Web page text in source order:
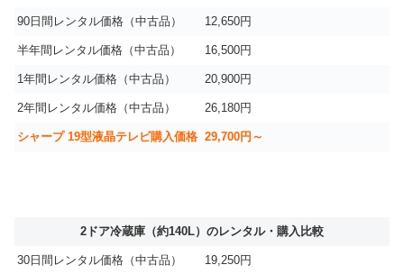
90日間レンタル価格（中古品） 12,650円
半年間レンタル価格（中古品） 16,500円
1年間レンタル価格（中古品） 20,900円
2年間レンタル価格（中古品） 26,180円
シャープ 19型液晶テレビ購入価格 29,700円～
2ドア冷蔵庫（約140L）のレンタル・購入比較
30日間レンタル価格（中古品） 19,250円